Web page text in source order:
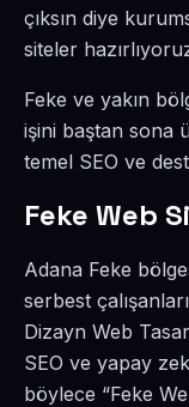
çıksın diye
siteler
Feke ve yakın
işini baştan sona
temel SEO ve
Feke Web
Adana Feke
serbest
Dizayn Web
SEO ve yapay
böylece “Feke